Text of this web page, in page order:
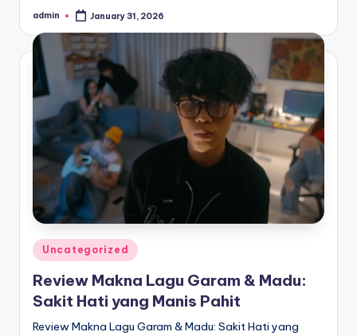
Posted
admin January 31, 2026
Posted
in
Uncategorized
Review Makna Lagu Garam & Madu:
Sakit Hati yang Manis Pahit
Review Makna Lagu Garam & Madu: Sakit Hati yang